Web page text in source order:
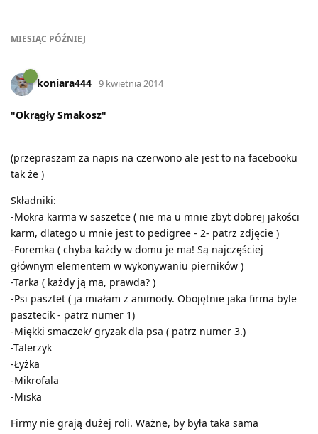
MIESIĄC PÓŹNIEJ
koniara444 9 kwietnia 2014
"Okrągły Smakosz"
(przepraszam za napis na czerwono ale jest to na facebooku
tak że )
Składniki:
-Mokra karma w saszetce ( nie ma u mnie zbyt dobrej jakości
karm, dlatego u mnie jest to pedigree - 2- patrz zdjęcie )
-Foremka ( chyba każdy w domu je ma! Są najczęściej
głównym elementem w wykonywaniu pierników )
-Tarka ( każdy ją ma, prawda? )
-Psi pasztet ( ja miałam z animody. Obojętnie jaka firma byle
pasztecik - patrz numer 1)
-Miękki smaczek/ gryzak dla psa ( patrz numer 3.)
-Talerzyk
-Łyżka
-Mikrofala
-Miska
Firmy nie grają dużej roli. Ważne, by była taka sama